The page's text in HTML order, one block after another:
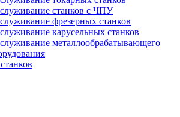
станков с ЧПУ
фрезерных станков
карусельных станков
металлообрабатывающего